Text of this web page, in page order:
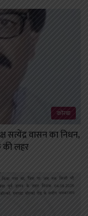
कोरबा
सत्येंद्र वासन का निधन,
की लहर